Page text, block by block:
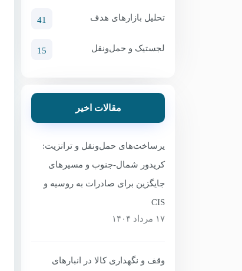
تحلیل بازارهای هدف 41
لجستیک و حمل‌ونقل 15
مقالات اخیر
یرساخت‌های حمل‌ونقل و ترانزیت:
کریدور شمال-جنوب و مسیرهای
جایگزین برای صادرات به روسیه و
CIS
۱۷ مرداد ۱۴۰۴
وقف و نگهداری کالا در انبارهای